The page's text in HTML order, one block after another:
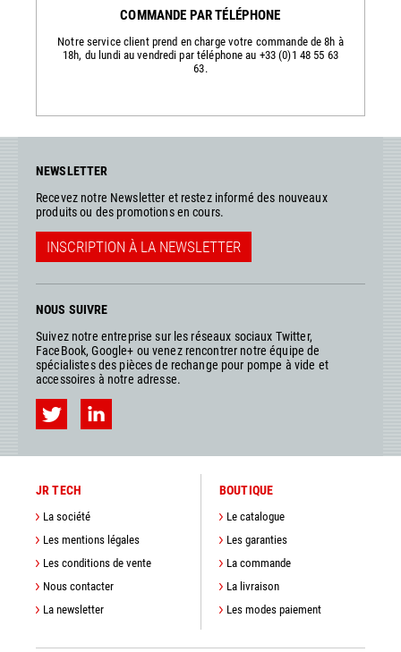
COMMANDE PAR TÉLÉPHONE
Notre service client prend en charge votre commande de 8h à
18h, du lundi au vendredi par téléphone au +33 (0)1 48 55 63
63.
NEWSLETTER
Recevez notre Newsletter et restez informé des nouveaux
produits ou des promotions en cours.
INSCRIPTION À LA NEWSLETTER
NOUS SUIVRE
Suivez notre entreprise sur les réseaux sociaux Twitter,
FaceBook, Google+ ou venez rencontrer notre équipe de
spécialistes des pièces de rechange pour pompe à vide et
accessoires à notre adresse.
JR TECH
La société
Les mentions légales
Les conditions de vente
Nous contacter
La newsletter
BOUTIQUE
Le catalogue
Les garanties
La commande
La livraison
Les modes paiement